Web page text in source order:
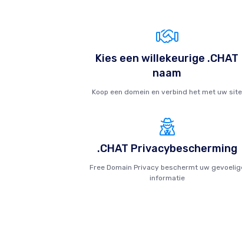
Kies een willekeurige .CHAT
naam
Koop een domein en verbind het met uw site
.CHAT Privacybescherming
Free Domain Privacy beschermt uw
informatie